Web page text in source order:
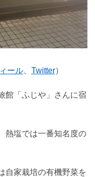
ール Twitter）
館「ふじや」さんに宿
熱塩では一番知名度の
自家栽培の有機野菜を